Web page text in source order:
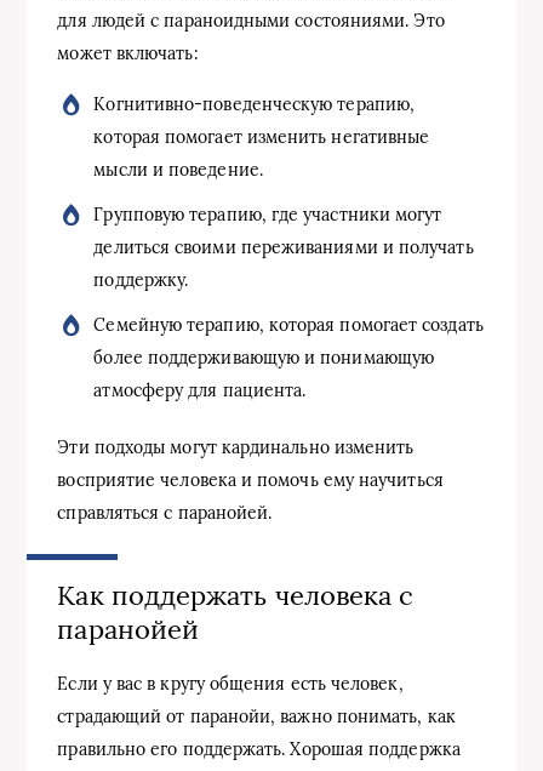
для людей с параноидными состояниями. Это
может включать:
Когнитивно-поведенческую терапию,
которая помогает изменить негативные
мысли и поведение.
Групповую терапию, где участники могут
делиться своими переживаниями и получать
поддержку.
Семейную терапию, которая помогает создать
более поддерживающую и понимающую
атмосферу для пациента.
Эти подходы могут кардинально изменить
восприятие человека и помочь ему научиться
справляться с паранойей.
Как поддержать человека с
паранойей
Если у вас в кругу общения есть человек,
страдающий от паранойи, важно понимать, как
правильно его поддержать. Хорошая поддержка